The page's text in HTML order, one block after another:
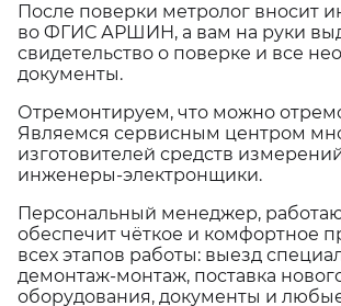
После поверки метролог вносит
во ФГИС АРШИН, а вам на руки
свидетельство о поверке и все
документы.
Отремонтируем, что можно
Являемся сервисным центром
изготовителей средств
инженеры-электронщики.
Персональный менеджер,
обеспечит чёткое и комфортное
всех этапов работы: выезд
демонтаж-монтаж, поставка
оборудования, документы и